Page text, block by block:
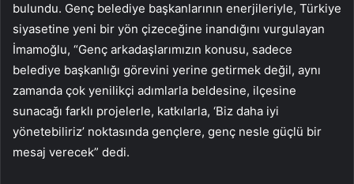
bulundu. Genç belediye başkanlarının enerjileriyle, Türkiye
siyasetine yeni bir yön çizeceğine inandığını vurgulayan
İmamoğlu, “Genç arkadaşlarımızın konusu, sadece
belediye başkanlığı görevini yerine getirmek değil, aynı
zamanda çok yenilikçi adımlarla beldesine, ilçesine
sunacağı farklı projelerle, katkılarla, ‘Biz daha iyi
yönetebiliriz’ noktasında gençlere, genç nesle güçlü bir
mesaj verecek” dedi.